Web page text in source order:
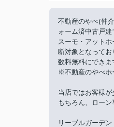
不動産のやべ(仲
ォーム済中古戸
スーモ・アット
断対象となって
数料無料にでき
※不動産のやべホ
当店ではお客様
もちろん、ロー
リーブルガーデ